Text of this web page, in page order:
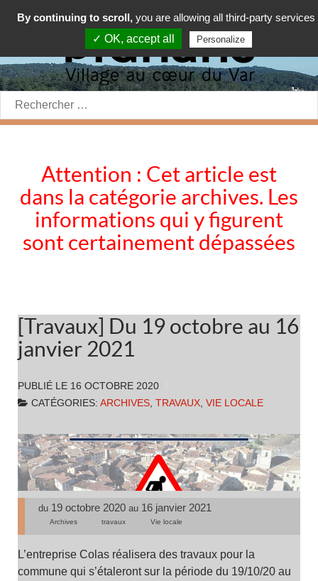
Rechercher:
Attention : Cet article est
dans la catégorie archives. Les
informations qui y figurent
sont certainement dépassées
[Travaux] Du 19 octobre au 16
janvier 2021
PUBLIÉ LE 16 OCTOBRE 2020
CATÉGORIES: ARCHIVES, TRAVAUX, VIE LOCALE
du 19 octobre 2020 au 16 janvier 2021
Archives travaux Vie locale
L’entreprise Colas réalisera des travaux pour la
commune qui s’étaleront sur la période du 19/10/20 au
By continuing to scroll, you are allowing all third-party services
✓ OK, accept all
Personalize